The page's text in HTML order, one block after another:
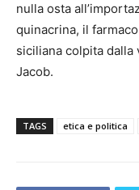
nulla osta
quinacrina, il
siciliana colpita
Jacob.
TAGS etica e politica